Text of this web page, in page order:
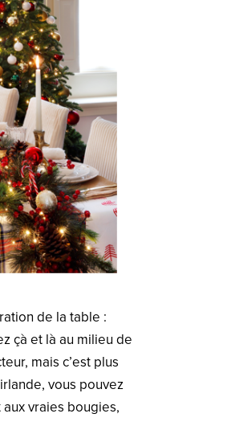
de la table :
çà et là au milieu de
mais c’est plus
vous pouvez
vraies bougies,